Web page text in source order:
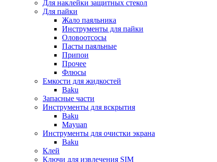
Для наклейки защитных стекол
Для пайки
Жало паяльника
Инструменты для пайки
Оловоотсосы
Пасты паяльные
Припои
Прочее
Флюсы
Емкости для жидкостей
Baku
Запасные части
Инструменты для вскрытия
Baku
Mayuan
Инструменты для очистки экрана
Baku
Клей
Ключи для извлечения SIM